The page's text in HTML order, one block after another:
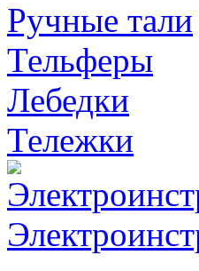
Ручные тали
Тельферы
Лебедки
Тележки